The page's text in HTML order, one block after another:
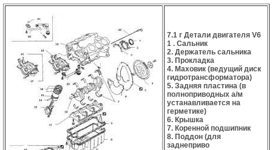
7.1 г Детали двигателя V6
1 . Сальник
2. Держатель сальника
3. Прокладка
4. Маховик (ведущий диск
гидротрансформатора)
5. Задняя пластина (в
полноприводных а/м
устанавливается на
герметике)
6. Крышка
7. Коренной подшипник
8. Поддон (для
заднеприво